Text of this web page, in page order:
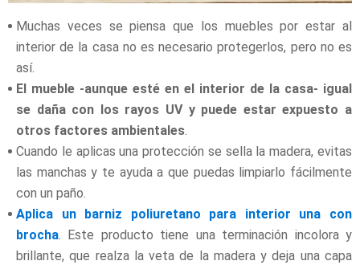
Muchas veces se piensa que los muebles por estar al
interior de la casa no es necesario protegerlos, pero no es
así.
El mueble -aunque esté en el interior de la casa- igual
se daña con los rayos UV y puede estar expuesto a
otros factores ambientales.
Cuando le aplicas una protección se sella la madera, evitas
las manchas y te ayuda a que puedas limpiarlo fácilmente
con un paño.
Aplica un barniz poliuretano para interior una con
brocha. Este producto tiene una terminación incolora y
brillante, que realza la veta de la madera y deja una capa